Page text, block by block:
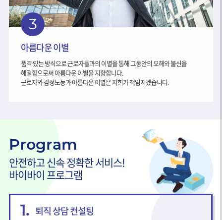
3
아름다운 이별
품격 있는 방식으로 근로자들과의 이별을 통해 그동안의 오해와 불신을
해결함으로써 아름다운 이별을 지향합니다.
근로자와 감정노동과 아름다운 이별은 저희가 책임지겠습니다.
Program
안전하고 신속 정확한 서비스!
바이바이 프로그램
1. 퇴직 상담 컨설팅